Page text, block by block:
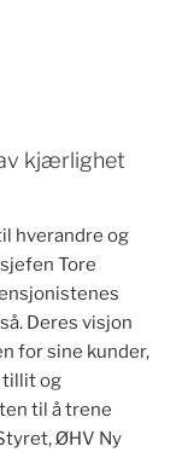
kjærlighet
hverandre og
Tore
Deres visjon
for sine kunder,
tillit og
til å trene
ØHV Ny